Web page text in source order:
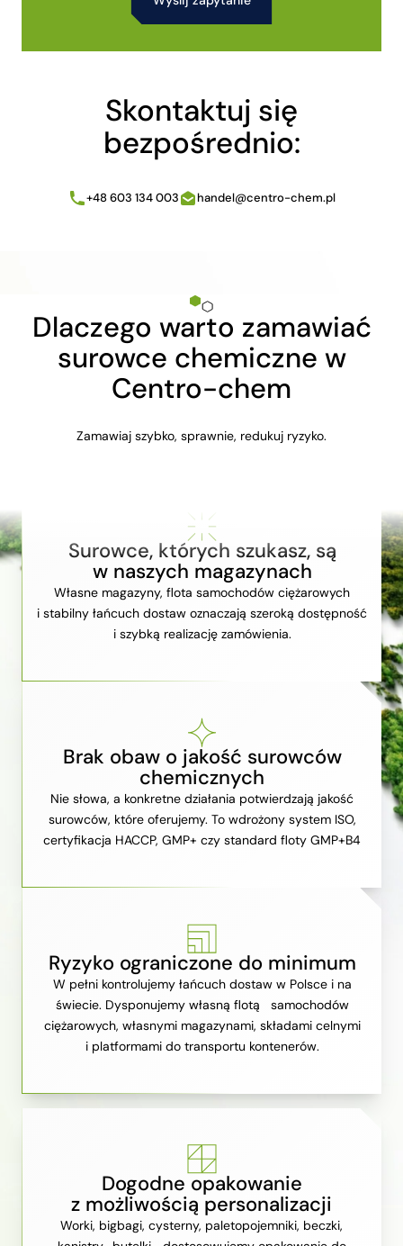
Skontaktuj się
bezpośrednio:
+48 603 134 003 handel@centro-chem.pl
Dlaczego warto zamawiać
surowce chemiczne w
Centro-chem
Zamawiaj szybko, sprawnie, redukuj ryzyko.
Surowce, których szukasz, są
w naszych magazynach
Własne magazyny, flota samochodów ciężarowych
i stabilny łańcuch dostaw oznaczają szeroką dostępność
i szybką realizację zamówienia.
Brak obaw o jakość surowców
chemicznych
Nie słowa, a konkretne działania potwierdzają jakość
surowców, które oferujemy. To wdrożony system ISO,
certyfikacja HACCP, GMP+ czy standard floty GMP+B4
Ryzyko ograniczone do minimum
W pełni kontrolujemy łańcuch dostaw w Polsce i na
świecie. Dysponujemy własną flotą samochodów
ciężarowych, własnymi magazynami, składami celnymi
i platformami do transportu kontenerów.
Dogodne opakowanie
z możliwością personalizacji
Worki, bigbagi, cysterny, paletopojemniki, beczki,